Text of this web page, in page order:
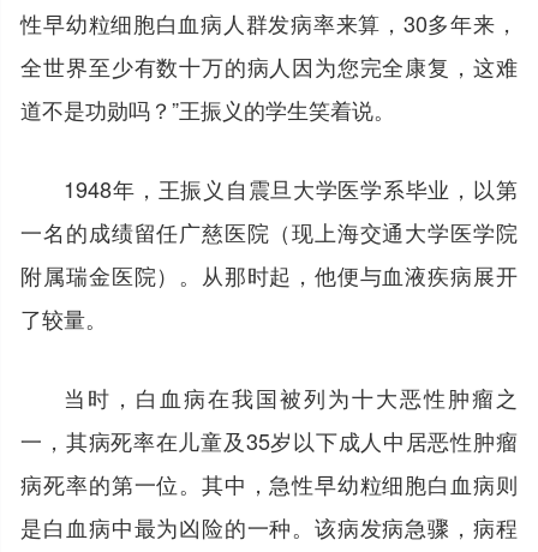
性早幼粒细胞白血病人群发病率来算，30多年来，
全世界至少有数十万的病人因为您完全康复，这难
道不是功勋吗？”王振义的学生笑着说。
1948年，王振义自震旦大学医学系毕业，以第
一名的成绩留任广慈医院（现上海交通大学医学院
附属瑞金医院）。从那时起，他便与血液疾病展开
了较量。
当时，白血病在我国被列为十大恶性肿瘤之
一，其病死率在儿童及35岁以下成人中居恶性肿瘤
病死率的第一位。其中，急性早幼粒细胞白血病则
是白血病中最为凶险的一种。该病发病急骤，病程